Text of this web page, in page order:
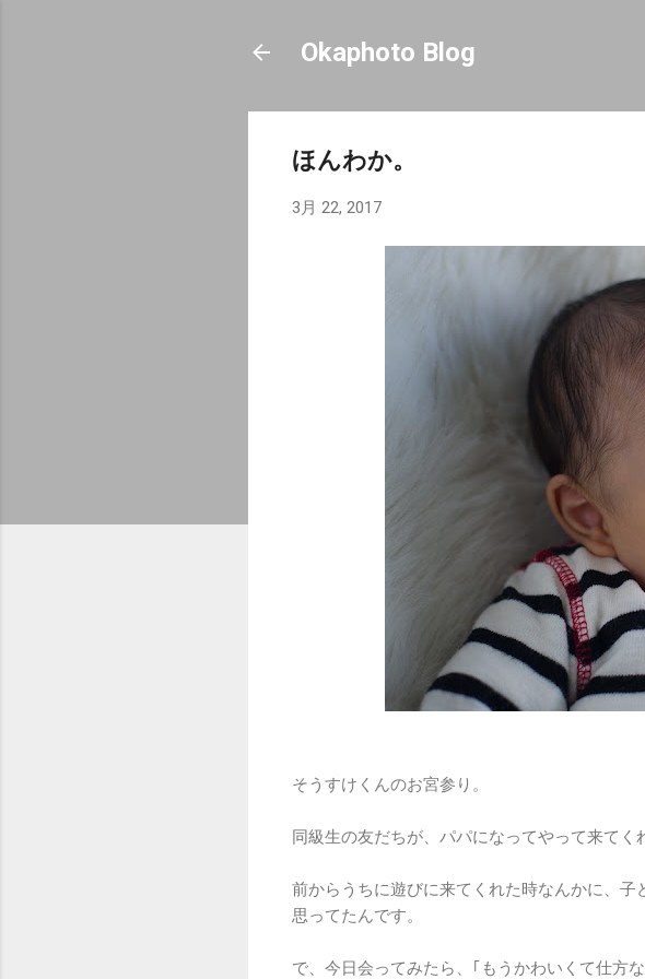
Okaphoto Blog
ほんわか。
3月 22, 2017
そうすけくんのお宮参り。
同級生の友だちが、パパになってやって来てく
前からうちに遊びに来てくれた時なんかに、
思ってたんです。
で、今日会ってみたら、｢もうかわいくて仕方